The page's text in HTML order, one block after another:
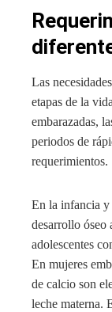
Las
etapas de la
embarazadas,
periodos de
requerimientos.
En la infancia y
desarrollo óseo
adolescentes
En mujeres
de calcio son
leche materna.